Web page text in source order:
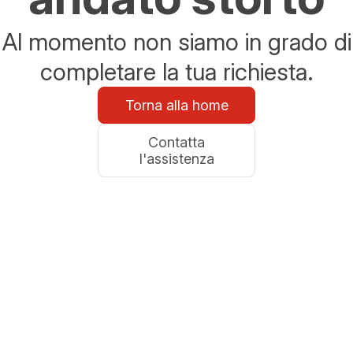
Al momento non siamo in grado di
completare la tua richiesta.
Torna alla home
Contatta
l'assistenza